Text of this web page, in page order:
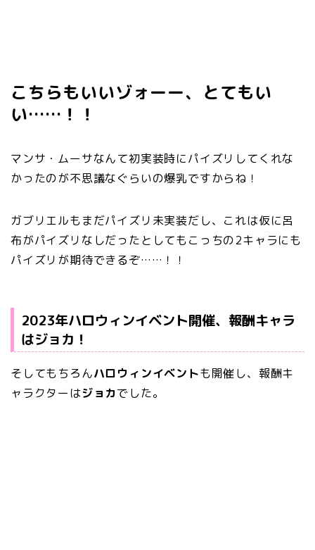
こちらもいいゾォーー、とてもい
い……！！
マンサ・ムーサなんて初実装時にパイズリしてくれな
かったのが不思議なぐらいの爆乳ですからね！
ガブリエルもまだパイズリ未実装だし、これは仮に呂
布がパイズリなしだったとしてもこっちの2キャラにも
パイズリが期待できるぞ……！！
2023年ハロウィンイベント開催、報酬キャラ
はジョカ！
そしてもちろんハロウィンイベントも開催し、報酬キ
ャラクターはジョカでした。